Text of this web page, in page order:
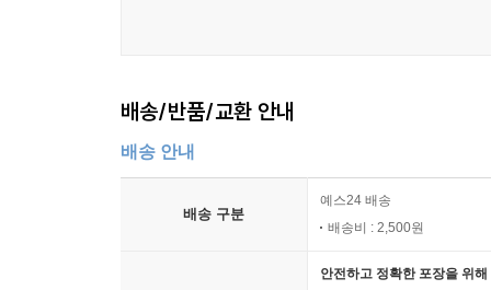
배송/반품/교환 안내
배송 안내
배송 구분
예스24 배송
배송비 : 2,500원
안전하고 정확한 포장을 위